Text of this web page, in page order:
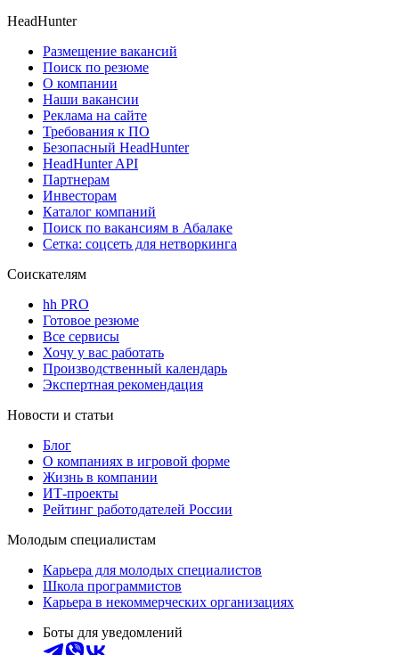
HeadHunter
Размещение вакансий
Поиск по резюме
О компании
Наши вакансии
Реклама на сайте
Требования к ПО
Безопасный HeadHunter
HeadHunter API
Партнерам
Инвесторам
Каталог компаний
Поиск по вакансиям в Абалаке
Сетка: соцсеть для нетворкинга
Соискателям
hh PRO
Готовое резюме
Все сервисы
Хочу у вас работать
Производственный календарь
Экспертная рекомендация
Новости и статьи
Блог
О компаниях в игровой форме
Жизнь в компании
ИТ-проекты
Рейтинг работодателей России
Молодым специалистам
Карьера для молодых специалистов
Школа программистов
Карьера в некоммерческих организациях
Боты для уведомлений